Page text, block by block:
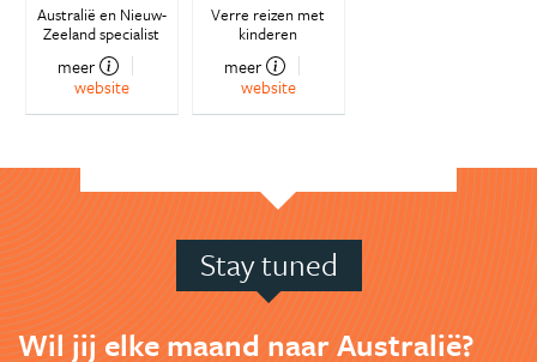
Australië en Nieuw-
Zeeland specialist
meer
website
Verre reizen met
kinderen
meer
website
Stay tuned
Wil jij elke maand naar Australië?